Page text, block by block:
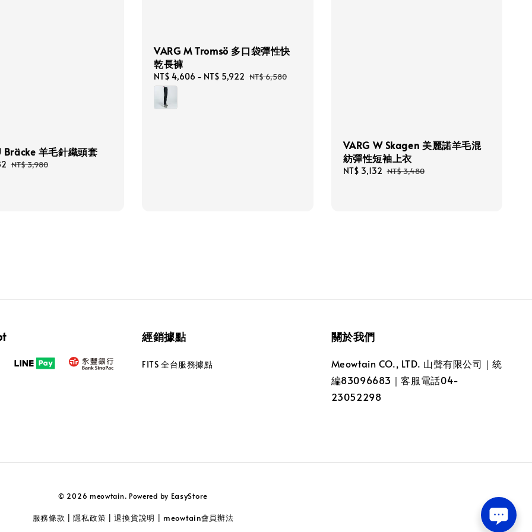
Bräcke 羊毛針織頭套
Regular
NT$ 3,980
VARG M Tromsö 多口袋彈性快
乾長褲
Sale
price
NT$ 4,606 - NT$ 5,922 Regular
NT$ 6,580
VARG W Skagen 美麗諾羊毛混
紡彈性短袖上衣
Sale
NT$ 3,132 Regular
NT$ 3,480
經銷據點
FITS 全台服務據點
關於我們
Meowtain CO., LTD. 山聲有限公司｜統
編83096683｜客服電話04-
23052298
© 2026 meowtain. Powered by EasyStore
服務條款 |隱私政策 |退換貨說明 meowtain會員辦法